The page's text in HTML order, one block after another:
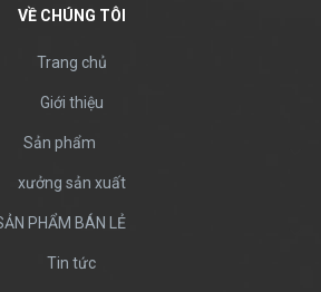
VỀ CHÚNG TÔI
Trang chủ
Giới thiệu
Sản phẩm
xưởng sản xuất
PHẨM BÁN LẺ
Tin tức